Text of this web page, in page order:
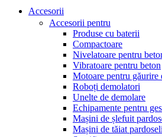
Accesorii
Accesorii pentru
Produse cu baterii
Compactoare
Nivelatoare pentru
Vibratoare pentru beton
Motoare pentru găurire
Roboți demolatori
Unelte de demolare
Echipamente pentru
Mașini de șlefuit
Mașini de tăiat pardoseli